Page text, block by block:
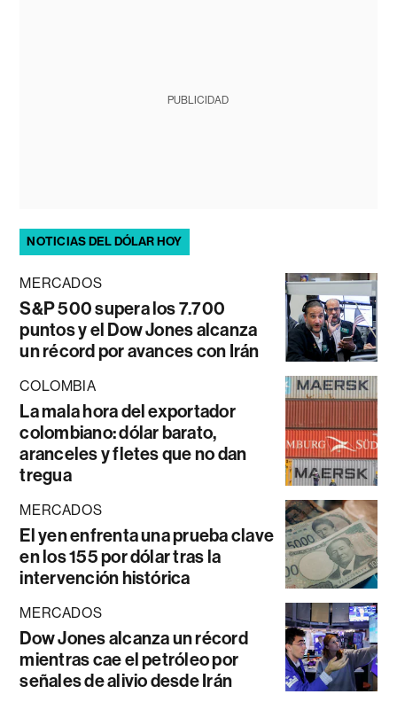
PUBLICIDAD
NOTICIAS DEL DÓLAR HOY
MERCADOS
S&P 500 supera los 7.700
puntos y el Dow Jones alcanza
un récord por avances con Irán
COLOMBIA
La mala hora del exportador
colombiano: dólar barato,
aranceles y fletes que no dan
tregua
MERCADOS
El yen enfrenta una prueba clave
en los 155 por dólar tras la
intervención histórica
MERCADOS
Dow Jones alcanza un récord
mientras cae el petróleo por
señales de alivio desde Irán